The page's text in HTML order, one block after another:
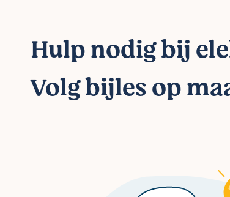
Hulp nodig bij
Volg bijles op